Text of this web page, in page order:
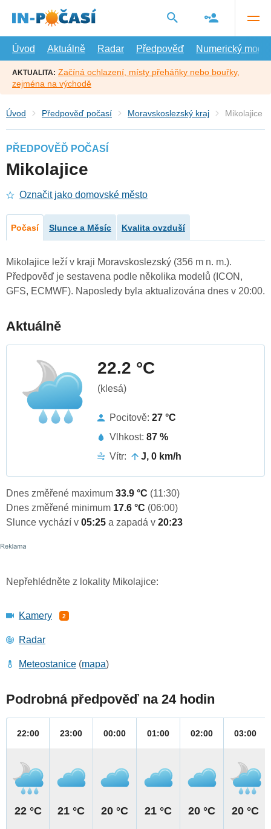
hlavní
Úvod
Aktuálně Radar Předpověď Numerický model
AKTUALITA: Začíná ochlazení, místy přeháňky nebo bouřky,
zejména na východě
Úvod Předpověď počasí Moravskoslezský kraj Mikolajice
PŘEDPOVĚĎ POČASÍ
Mikolajice
Označit jako domovské město
Počasí Slunce a Měsíc Kvalita ovzduší
Mikolajice leží v kraji Moravskoslezský (356 m n. m.).
Předpověď je sestavena podle několika modelů (ICON,
GFS, ECMWF). Naposledy byla aktualizována dnes v 20:00.
Aktuálně
22.2 °C
(klesá)
Pocitově: 27 °C
Vlhkost: 87 %
Vítr:
J, 0 km/h
Dnes změřené maximum 33.9 °C (11:30)
Dnes změřené minimum 17.6 °C (06:00)
Slunce vychází v 05:25 a zapadá v 20:23
Nepřehlédněte z lokality Mikolajice:
Kamery 2
Radar
Meteostanice (mapa)
Podrobná předpověď na 24 hodin
22:00
22 °C
23:00
21 °C
00:00
20 °C
01:00
21 °C
02:00
20 °C
03:00
20 °C